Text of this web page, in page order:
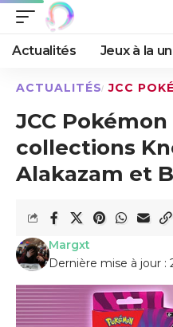
Actualités Jeux à la
ACTUALITÉS JCC
JCC Pokémon
collections
Alakazam et
Dernière mise à jour :
Margxt